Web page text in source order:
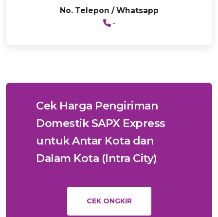
No. Telepon / Whatsapp
-
Cek Harga Pengiriman
Domestik SAPX Express
untuk Antar Kota dan
Dalam Kota (Intra City)
CEK ONGKIR